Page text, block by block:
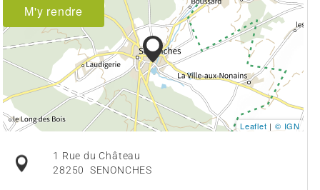
M'y rendre
Leaflet | © IGN
1 Rue du Château
28250 SENONCHES